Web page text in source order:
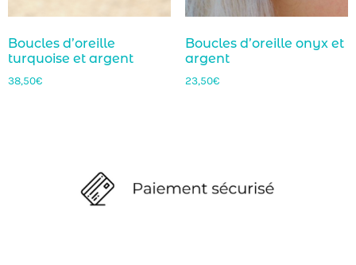
Boucles d’oreille
turquoise et argent
38,50€
Boucles d’oreille onyx et
argent
23,50€